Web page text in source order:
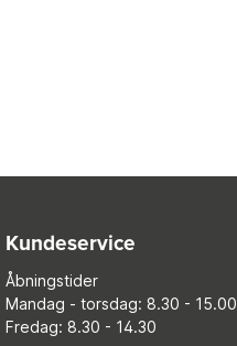
Kundeservice
Åbningstider
Mandag - torsdag: 8.30 - 15.00
Fredag: 8.30 - 14.30